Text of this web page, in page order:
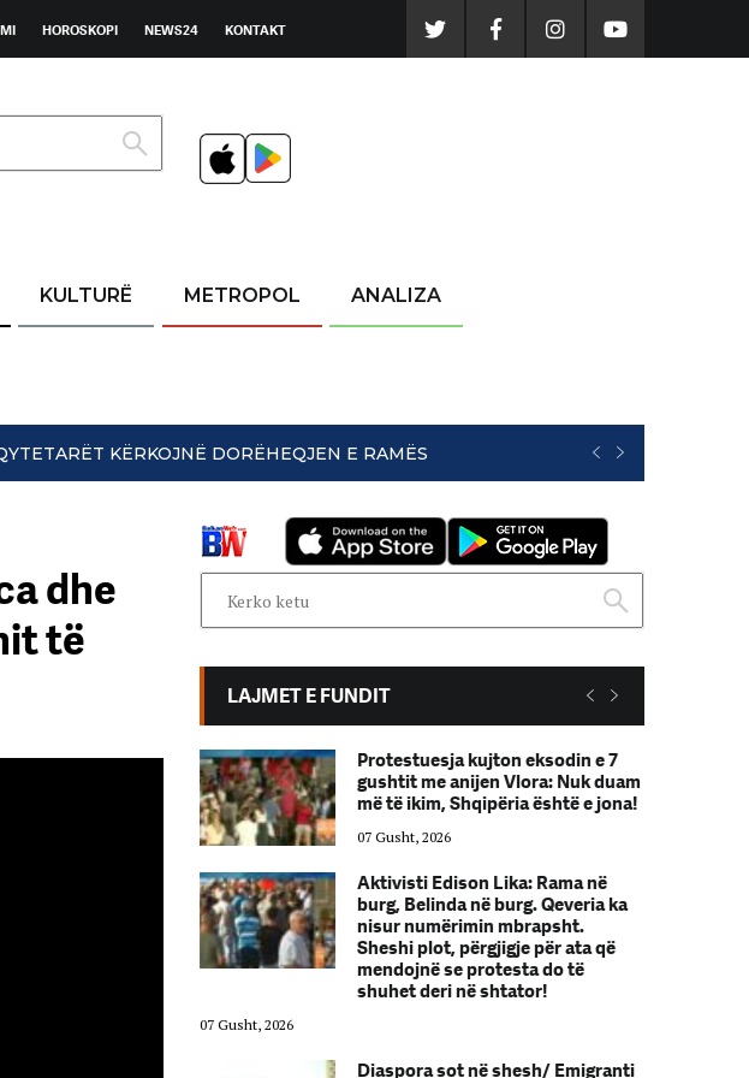
HOROSKOPI NEWS24 KONTAKT
KULTURË METROPOL ANALIZA
KËRKOJNË DORËHEQJEN E RAMËS PREVIOUS
NEXT
dhe
të
LAJMET E FUNDIT
kujton eksodin e 7
Protestuesja kujton eksodin e 7
gushtit me anijen Vlora: Nuk duam
më të ikim, Shqipëria është e jona!
07 Gusht, 2026
Aktivisti Edison Lika: Rama në
burg, Belinda në burg. Qeveria ka
nisur numërimin mbrapsht.
Sheshi plot, përgjigje për ata që
mendojnë se protesta do të
shuhet deri në shtator!
07 Gusht, 2026
Diaspora sot në shesh/ Emigranti